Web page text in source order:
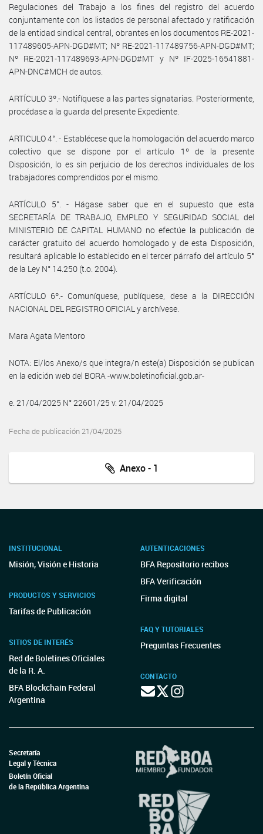
Regulaciones del Trabajo a los fines del registro del acuerdo
conjuntamente con los listados de personal afectado y ratificación
de la entidad sindical central, obrantes en los documentos RE-2021-
117489605-APN-DGD#MT; Nº RE-2021-117489756-APN-DGD#MT;
Nº RE-2021-117489693-APN-DGD#MT y Nº IF-2025-16541881-
APN-DNC#MCH de autos.
ARTÍCULO 3º.- Notifíquese a las partes signatarias. Posteriormente,
procédase a la guarda del presente Expediente.
ARTICULO 4°. - Establécese que la homologación del acuerdo marco
colectivo que se dispone por el artículo 1º de la presente
Disposición, lo es sin perjuicio de los derechos individuales de los
trabajadores comprendidos por el mismo.
ARTÍCULO 5°. - Hágase saber que en el supuesto que esta
SECRETARÍA DE TRABAJO, EMPLEO Y SEGURIDAD SOCIAL del
MINISTERIO DE CAPITAL HUMANO no efectúe la publicación de
carácter gratuito del acuerdo homologado y de esta Disposición,
resultará aplicable lo establecido en el tercer párrafo del artículo 5°
de la Ley N° 14.250 (t.o. 2004).
ARTÍCULO 6º.- Comuníquese, publíquese, dese a la DIRECCIÓN
NACIONAL DEL REGISTRO OFICIAL y archívese.
Mara Agata Mentoro
NOTA: El/los Anexo/s que integra/n este(a) Disposición se publican
en la edición web del BORA -www.boletinoficial.gob.ar-
e. 21/04/2025 N° 22601/25 v. 21/04/2025
Fecha de publicación 21/04/2025
Anexo - 1
INSTITUCIONAL
Misión, Visión e Historia
PRODUCTOS Y SERVICIOS
Tarifas de Publicación
SITIOS DE INTERÉS
Red de Boletines Oficiales
de la R. A.
BFA Blockchain Federal
Argentina
AUTENTICACIONES
BFA Repositorio recibos
BFA Verificación
Firma digital
FAQ Y TUTORIALES
Preguntas Frecuentes
CONTACTO
Secretaría
Legal y Técnica
Boletín Oficial
de la República Argentina